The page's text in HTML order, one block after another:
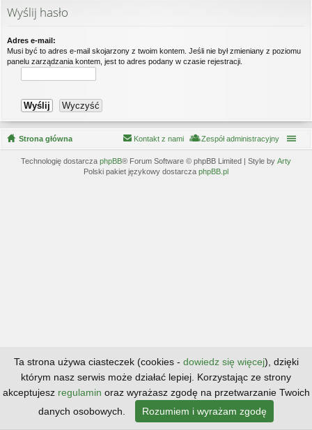
… w
ni
cy
Wyślij hasło
Adres e-mail:
Musi być to adres e-mail skojarzony z twoim kontem. Jeśli nie był zmieniany z poziomu
panelu zarządzania kontem, jest to adres podany w czasie rejestracji.
Strona główna Zespół administracyjny
Kontakt z nami
Technologię dostarcza phpBB® Forum Software © phpBB Limited | Style by Arty
Polski pakiet językowy dostarcza phpBB.pl
Ta strona używa ciasteczek (cookies - dowiedz się więcej), dzięki
którym nasz serwis może działać lepiej. Korzystając ze strony
akceptujesz regulamin oraz wyrażasz zgodę na przetwarzanie Twoich
danych osobowych.
Rozumiem i wyrażam zgodę